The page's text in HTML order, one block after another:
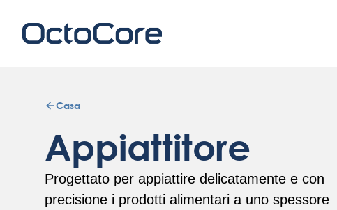
Casa
Appiattitore
Progettato per appiattire delicatamente e con
precisione i prodotti alimentari a uno spessore